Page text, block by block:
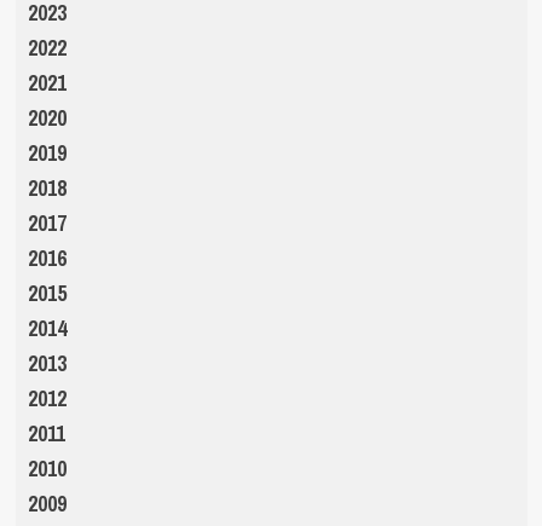
2023
2022
2021
2020
2019
2018
2017
2016
2015
2014
2013
2012
2011
2010
2009